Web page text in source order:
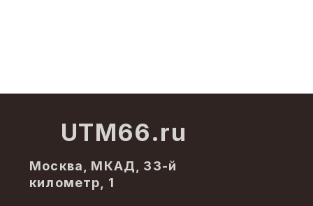
UTM66.ru
Москва, МКАД, 33-й
километр, 1